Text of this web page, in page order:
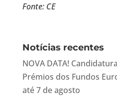
Fonte: CE
Notícias recentes
NOVA DATA!
Prémios dos Fundos
até 7 de agosto